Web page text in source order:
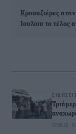
Κρουαζιέρες
Ιουλίου το τέλος
ΕΙΔΉΣΕΙΣ
07.08.26 ·